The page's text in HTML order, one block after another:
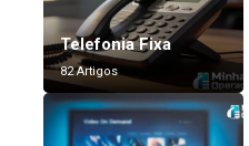
Telefonia Fixa
82 Artigos